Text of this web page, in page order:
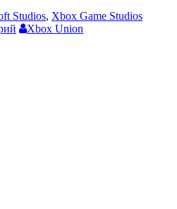
Studios, Xbox Game Studios
Xbox Union